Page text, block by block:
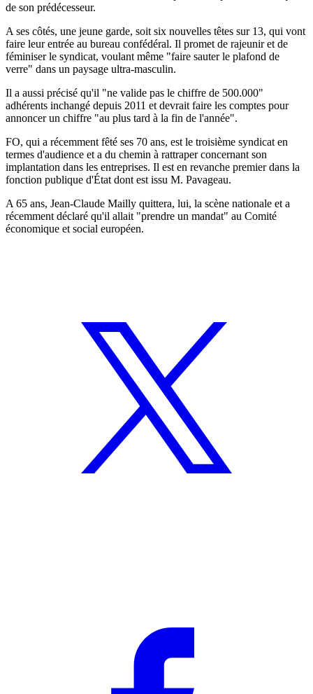
de son prédécesseur.
A ses côtés, une jeune garde, soit six nouvelles têtes sur 13, qui vont
faire leur entrée au bureau confédéral. Il promet de rajeunir et de
féminiser le syndicat, voulant même "faire sauter le plafond de
verre" dans un paysage ultra-masculin.
Il a aussi précisé qu'il "ne valide pas le chiffre de 500.000"
adhérents inchangé depuis 2011 et devrait faire les comptes pour
annoncer un chiffre "au plus tard à la fin de l'année".
FO, qui a récemment fêté ses 70 ans, est le troisième syndicat en
termes d'audience et a du chemin à rattraper concernant son
implantation dans les entreprises. Il est en revanche premier dans la
fonction publique d'État dont est issu M. Pavageau.
A 65 ans, Jean-Claude Mailly quittera, lui, la scène nationale et a
récemment déclaré qu'il allait "prendre un mandat" au Comité
économique et social européen.